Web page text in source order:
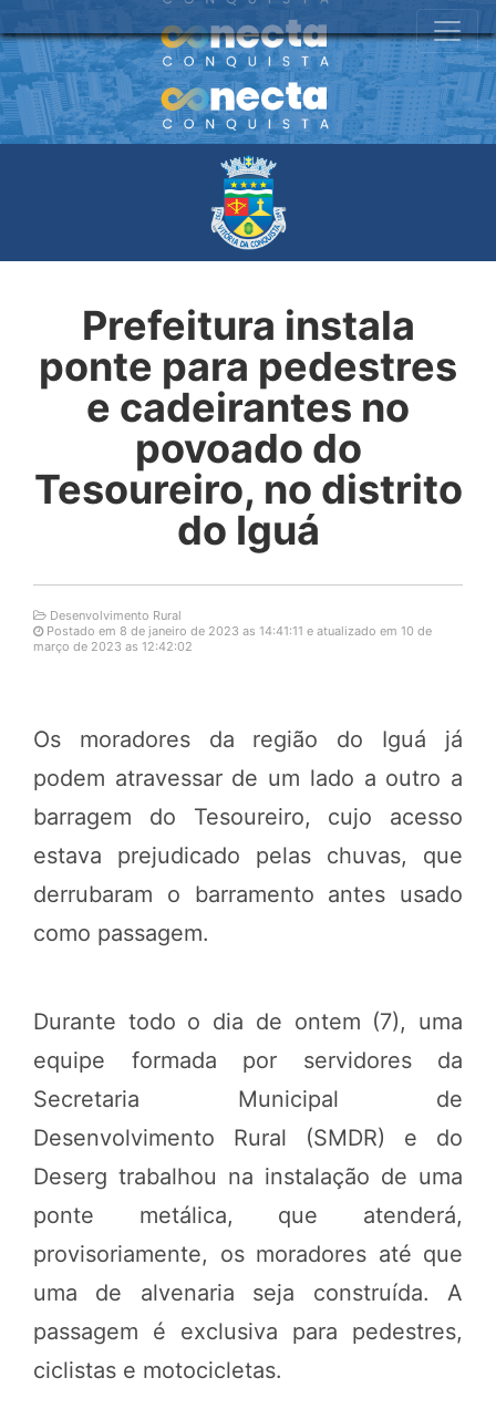
Prefeitura instala
ponte para pedestres
e cadeirantes no
povoado do
Tesoureiro, no distrito
do Iguá
Desenvolvimento Rural
Postado em 8 de janeiro de 2023 as 14:41:11 e atualizado em 10 de
março de 2023 as 12:42:02
Os moradores da região do Iguá já
podem atravessar de um lado a outro a
barragem do Tesoureiro, cujo acesso
estava prejudicado pelas chuvas, que
derrubaram o barramento antes usado
como passagem.
Durante todo o dia de ontem (7), uma
equipe formada por servidores da
Secretaria Municipal de
Desenvolvimento Rural (SMDR) e do
Deserg trabalhou na instalação de uma
ponte metálica, que atenderá,
provisoriamente, os moradores até que
uma de alvenaria seja construída. A
passagem é exclusiva para pedestres,
ciclistas e motocicletas.